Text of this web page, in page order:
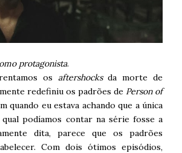
protagonista.
os aftershocksda morte de
redefiniu os padrões de Person of
quando eu estava achando que a única
podíamos contar na série fosse a
dita, parece que os padrões
Com dois ótimos episódios,